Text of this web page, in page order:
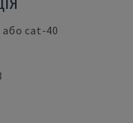
cat-40